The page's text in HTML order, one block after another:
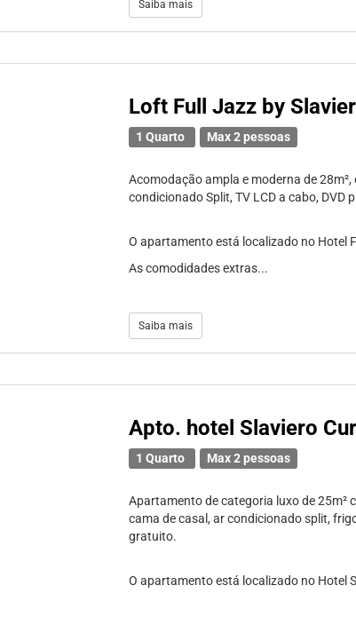
Saiba mais
Loft Full Jazz by
1 Quarto Max 2 pessoas
Acomodação ampla e moderna de
condicionado Split, TV LCD a cabo, DVD
O apartamento está localizado no Hotel
As comodidades extras...
Saiba mais
Apto. hotel Slaviero
1 Quarto Max 2 pessoas
Apartamento de categoria luxo de 25m²
cama de casal, ar condicionado split,
gratuito.
O apartamento está localizado no Hotel